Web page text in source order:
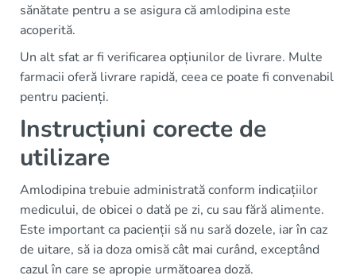
sănătate pentru a se asigura că amlodipina este
acoperită.
Un alt sfat ar fi verificarea opțiunilor de livrare. Multe
farmacii oferă livrare rapidă, ceea ce poate fi convenabil
pentru pacienți.
Instrucțiuni corecte de
utilizare
Amlodipina trebuie administrată conform indicațiilor
medicului, de obicei o dată pe zi, cu sau fără alimente.
Este important ca pacienții să nu sară dozele, iar în caz
de uitare, să ia doza omisă cât mai curând, exceptând
cazul în care se apropie următoarea doză.